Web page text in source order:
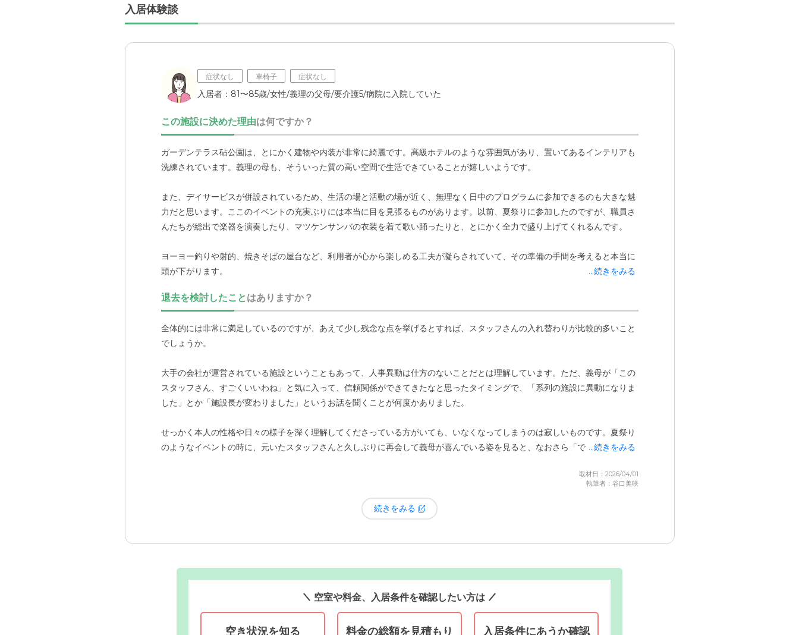
外観: スタイリッシュな外観の建物。施設は活気のある街並の中にあり、徒歩圏内に
スーパーマーケットなどがあるので、生活拠点として便利です。
受付・エントランス: 自然光の入る開放的なエ
入居体験談
症状なし 車椅子 症状なし
入居者：81〜85歳/女性/義理の父母/要介護5/病院に入院していた
この施設に決めた理由は何ですか？
ガーデンテラス砧公園は、とにかく建物や内装が非常に綺麗です。高級ホテルのような雰囲気があり、置いてあるインテリアも
洗練されています。義理の母も、そういった質の高い空間で生活できていることが嬉しいようです。
また、デイサービスが併設されているため、生活の場と活動の場が近く、無理なく日中のプログラムに参加できるのも大きな魅
力だと思います。ここのイベントの充実ぶりには本当に目を見張るものがあります。以前、夏祭りに参加したのですが、職員さ
んたちが総出で楽器を演奏したり、マツケンサンバの衣装を着て歌い踊ったりと、とにかく全力で盛り上げてくれるんです。
ヨーヨー釣りや射的、焼きそばの屋台など、利用者が心から楽しめる工夫が凝らされていて、その準備の手間を考えると本当に
頭が下がります。
こうした活気ある雰囲気は、入居者の笑顔に直結していると感じます。スタッフの方々がとてもフレンドリーで、義母のことを
はこんな笑顔が見られましたよ」といった、日常の何気ない心の動きを共有してくれるんです。
るので、安心してお任せできています。
...続きをみる
退去を検討したことはありますか？
全体的には非常に満足しているのですが、あえて少し残念な点を挙げるとすれば、スタッフさんの入れ替わりが比較的多いこと
でしょうか。
大手の会社が運営されている施設ということもあって、人事異動は仕方のないことだとは理解しています。ただ、義母が「この
スタッフさん、すごくいいわね」と気に入って、信頼関係ができてきたなと思ったタイミングで、「系列の施設に異動になりま
した」とか「施設長が変わりました」というお話を聞くことが何度かありました。
せっかく本人の性格や日々の様子を深く理解してくださっている方がいても、いなくなってしまうのは寂しいものです。夏祭り
のようなイベントの時に、元いたスタッフさんと久しぶりに再会して義母が喜んでいる姿を見ると、なおさら「できるだけ長
...続きをみる
取材日：2026/04/01
執筆者：谷口美咲
続きをみる
空室や料金、入居条件を確認したい方は
空き状況を知る 料金の総額を見積もり 入居条件にあうか確認